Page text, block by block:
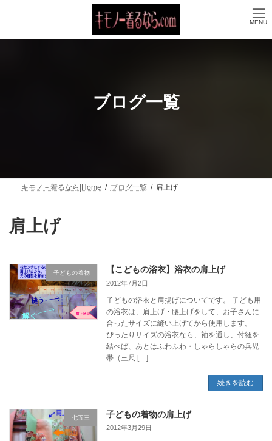
ン
ー
ブログ一覧
キモノ－着るなら|Home ブログ一覧 肩上げ
肩上げ
子どもの着物 【こどもの浴衣】浴衣の肩上げ
2012年7月2日
子どもの浴衣と肩揚げについてです。 子ども用
の浴衣は、肩上げ・腰上げをして、お子さんに
合ったサイズに縫い上げてから使用します。
ぴったりサイズの浴衣なら、袖を通し、付紐を
結べば、あとはふわふわ・しゃらしゃらの兵児
帯（三尺 […]
続きを読む
七五三 子どもの着物の肩上げ
2012年3月29日
MENU